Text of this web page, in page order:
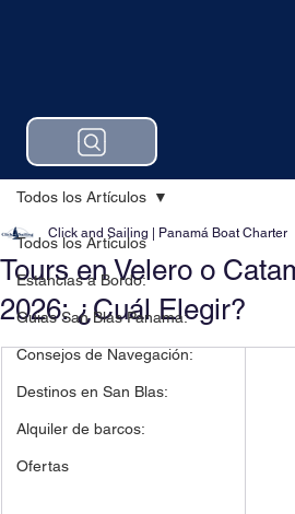
Todos los Artículos
Estancias a Bordo:
Guias San Blas Panama:
Consejos de Navegación:
Destinos en San Blas:
Alquiler de barcos:
Ofertas
Todos los Artículos
Tours en Velero o
2026: ¿Cuál Elegir?
Click and Sailing | Panamá Boat Charter